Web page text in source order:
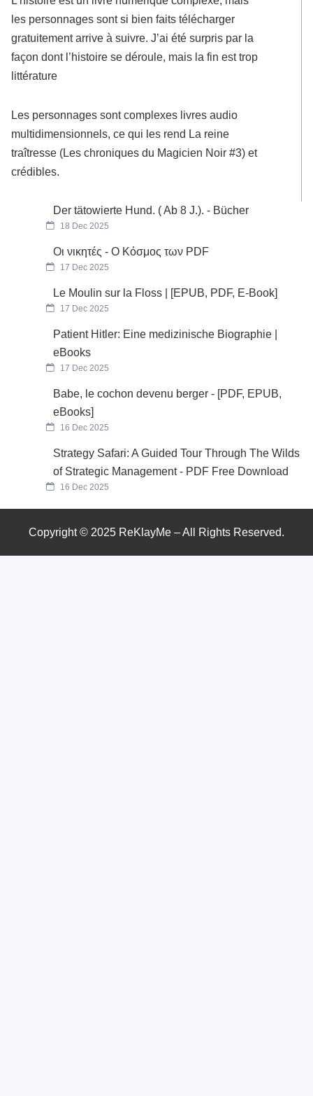
les personnages sont si bien faits télécharger
gratuitement arrive à suivre. J’ai été surpris par la
façon dont l’histoire se déroule, mais la fin est trop
littérature
Les personnages sont complexes livres audio
multidimensionnels, ce qui les rend La reine
traîtresse (Les chroniques du Magicien Noir #3) et
crédibles.
Der tätowierte Hund. ( Ab 8 J.). - Bücher
18 Dec 2025
Οι νικητές - Ο Κόσμος των PDF
17 Dec 2025
Le Moulin sur la Floss | [EPUB, PDF, E-Book]
17 Dec 2025
Patient Hitler: Eine medizinische Biographie |
eBooks
17 Dec 2025
Babe, le cochon devenu berger - [PDF, EPUB,
eBooks]
16 Dec 2025
Strategy Safari: A Guided Tour Through The Wilds
of Strategic Management - PDF Free Download
16 Dec 2025
Copyright © 2025 ReKlayMe – All Rights Reserved.